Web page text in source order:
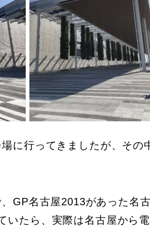
に行ってきましたが、その
GP名古屋2013があった名
いたら、実際は名古屋から